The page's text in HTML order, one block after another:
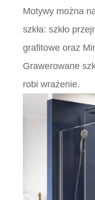
Motywy można
szkła: szkło
grafitowe oraz
Grawerowane
robi wrażenie.